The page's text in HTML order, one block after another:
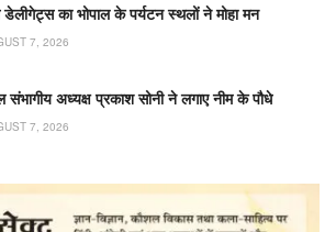
डेलीगेट्स का भोपाल के पर्यटन स्थलों ने मोहा मन
7, 2026
संभागीय अध्यक्ष प्रकाश सोनी ने लगाए नीम के पौधे
7, 2026